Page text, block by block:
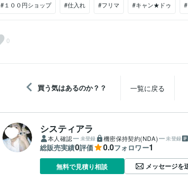
#１００円ショップ #仕入れ #フリマ #キャン★ドゥ
0
買う気はあるのか？？ 一覧に戻る
システィアラ
本人確認 未登録 機密保持契約(NDA) 未登録
総販売実績0評価 0.0フォロワー1
無料で見積り相談 メッセージを